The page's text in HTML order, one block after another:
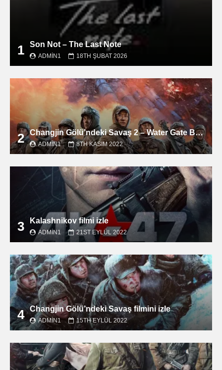
1 Son Not – The Last Note
ADMIN1 18TH ŞUBAT 2026
2 Changjin Gölü’ndeki Savaş 2 – Water Gate Bridge filmini izle
ADMIN1 8TH KASIM 2022
3 Kalashnikov filmi izle
ADMIN1 21ST EYLÜL 2022
4 Changjin Gölü’ndeki Savaş filmini izle
ADMIN1 15TH EYLÜL 2022